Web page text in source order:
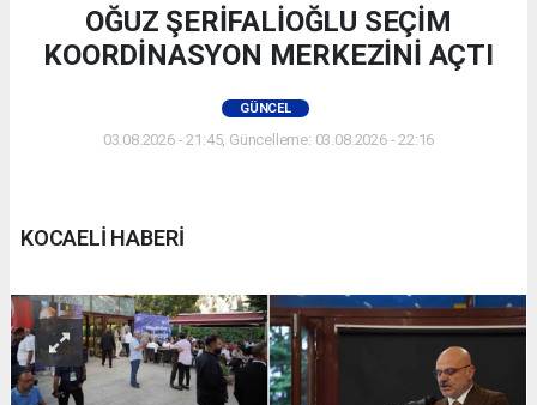
OĞUZ ŞERİFALİOĞLU SEÇİM
KOORDİNASYON MERKEZİNİ AÇTI
GÜNCEL
03.08.2026 - 21:45, Güncelleme: 03.08.2026 - 22:16
KOCAELİ HABERİ